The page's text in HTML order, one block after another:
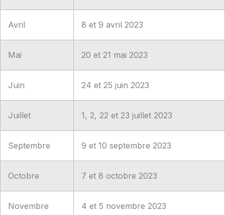
Avril 8 et 9 avril 2023
Mai 20 et 21 mai 2023
Juin 24 et 25 juin 2023
Juillet 1, 2, 22 et 23 juillet 2023
Septembre 9 et 10 septembre 2023
Octobre 7 et 8 octobre 2023
Novembre 4 et 5 novembre 2023